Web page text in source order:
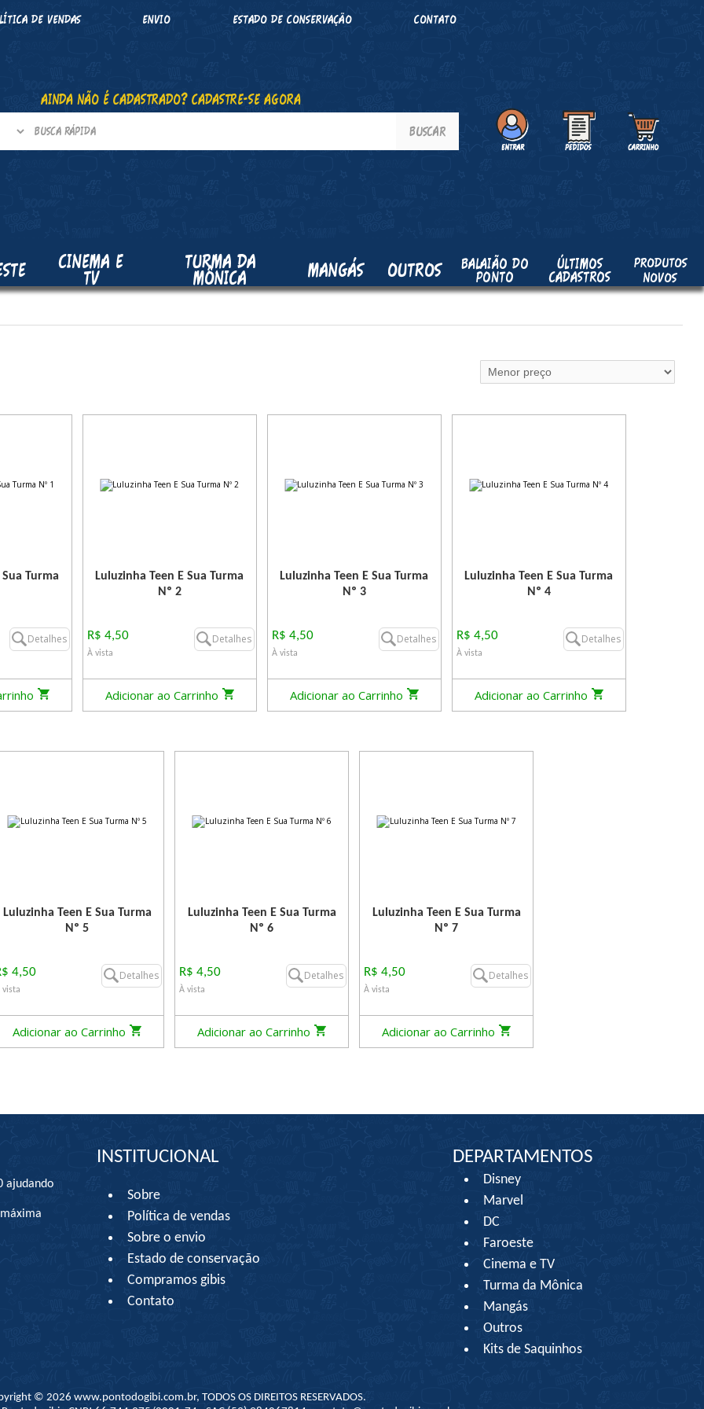
DE VENDAS ENVIO ESTADO DE CONSERVAÇÃO CONTATO
AINDA NÃO É CADASTRADO? CADASTRE-SE AGORA
CINEMA E
TV
TURMA DA
MÔNICA MANGÁS OUTROS BALAIÃO DO
PONTO
ÚLTIMOS
CADASTROS
PRODUTOS
NOVOS
Turma
Detalhes
Luluzinha Teen E Sua Turma
Nº 2
R$ 4,50
À vista
Detalhes
Adicionar ao Carrinho
Luluzinha Teen E Sua Turma
Nº 3
R$ 4,50
À vista
Detalhes
Adicionar ao Carrinho
Luluzinha Teen E Sua Turma
Nº 4
R$ 4,50
À vista
Detalhes
Adicionar ao Carrinho
Luluzinha Teen E Sua Turma
Nº 5
4,50
vista
Detalhes
Adicionar ao Carrinho
Luluzinha Teen E Sua Turma
Nº 6
R$ 4,50
À vista
Detalhes
Adicionar ao Carrinho
Luluzinha Teen E Sua Turma
Nº 7
R$ 4,50
À vista
Detalhes
Adicionar ao Carrinho
ajudando
INSTITUCIONAL
Sobre
Política de vendas
Sobre o envio
Estado de conservação
Compramos gibis
Contato
DEPARTAMENTOS
Disney
Marvel
DC
Faroeste
Cinema e TV
Turma da Mônica
Mangás
Outros
Kits de Saquinhos
© 2026 www.pontodogibi.com.br, TODOS OS DIREITOS RESERVADOS.